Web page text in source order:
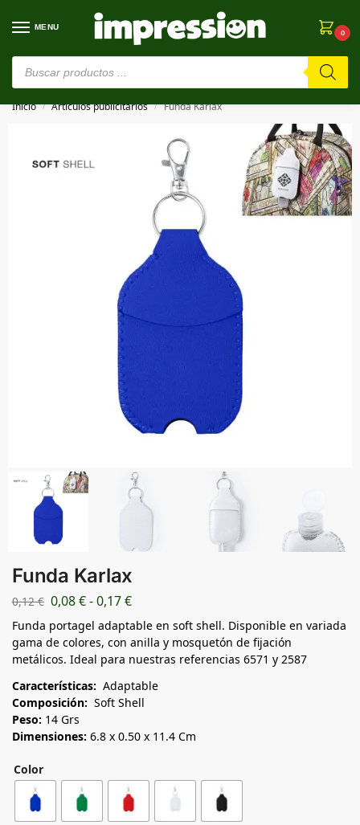
MENU
0
⚠️ Estamos en pruebas. Si algo falla, ¡Perdón!⚠️
Inicio / Artículos publicitarios / Funda Karlax
Funda Karlax
0,12€ 0,08€-0,17€
Funda portagel adaptable en soft shell. Disponible en variada
gama de colores, con anilla y mosquetón de fijación
metálicos. Ideal para nuestras referencias 6571 y 2587
Características: Adaptable
Composición: Soft Shell
Peso: 14 Grs
Dimensiones: 6.8 x 0.50 x 11.4 Cm
Color